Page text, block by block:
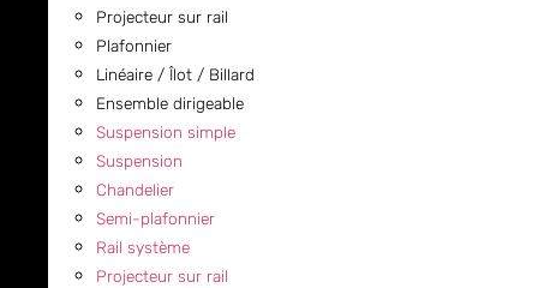
Projecteur sur rail
Plafonnier
Linéaire / Îlot / Billard
Ensemble dirigeable
Suspension simple
Suspension
Chandelier
Semi-plafonnier
Rail système
Projecteur sur rail